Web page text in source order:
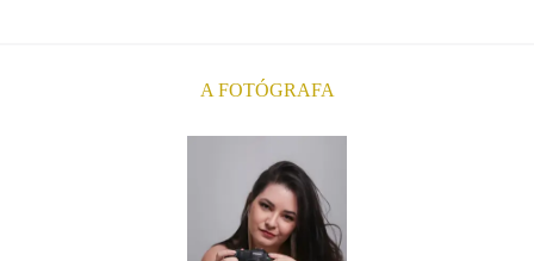
A FOTÓGRAFA